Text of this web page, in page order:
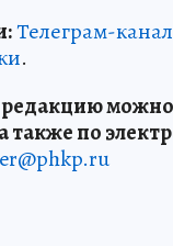
Телеграм-канал
.
редакцию
также по